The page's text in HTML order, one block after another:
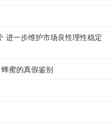
进一步维护市场良性理性稳定
蜜的真假鉴别